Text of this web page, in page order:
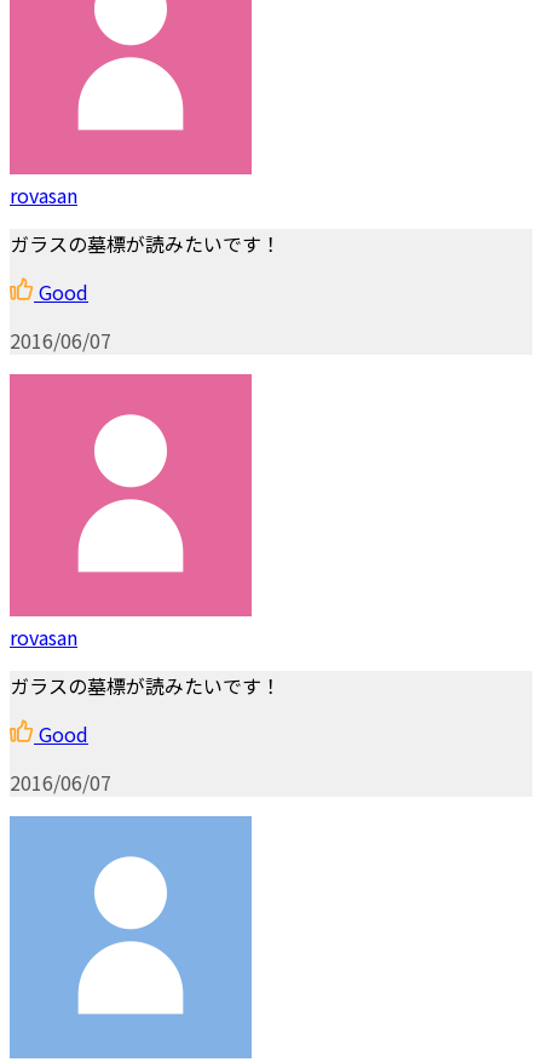
rovasan
ガラスの墓標が読みたいです！
Good
2016/06/07
rovasan
ガラスの墓標が読みたいです！
Good
2016/06/07